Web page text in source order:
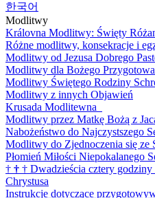
한국어
Modlitwy
Královna Modlitwy: Święty
Różne modlitwy, konsekracje i
Modlitwy od Jezusa Dobrego
Modlitwy dla Bożego
Modlitwy Świętego Rodziny
Modlitwy z innych Objawień
Krusada Modlitewna
Modlitwy przez Matkę Bożą z
Nabożeństwo do Najczystszego
Modlitwy do Zjednoczenia się ze
Płomień Miłości Niepokalanego
† † † Dwadzieścia cztery godziny
Chrystusa
Instrukcje dotyczące